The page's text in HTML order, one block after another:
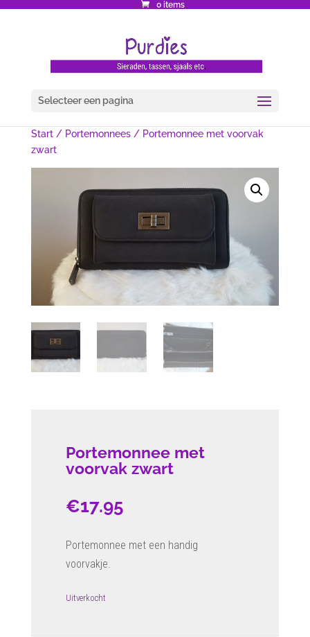
0 items
Selecteer een pagina
Start/ Portemonnees/ Portemonnee met voorvak
zwart
Portemonnee met
voorvak zwart
€17.95
Portemonnee met een handig
voorvakje.
Uitverkocht